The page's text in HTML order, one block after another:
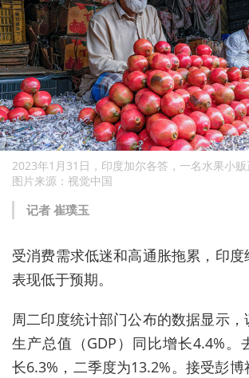
2023年1月31日，印度加尔各答，一名水果小贩
图片来源：视觉中国
记者 崔璞玉
受消费需求低迷和高通胀拖累，印
表现低于预期。
周二印度统计部门公布的数据显示
生产总值（GDP）同比增长4.4%。
长6.3%，二季度为13.2%。接受彭